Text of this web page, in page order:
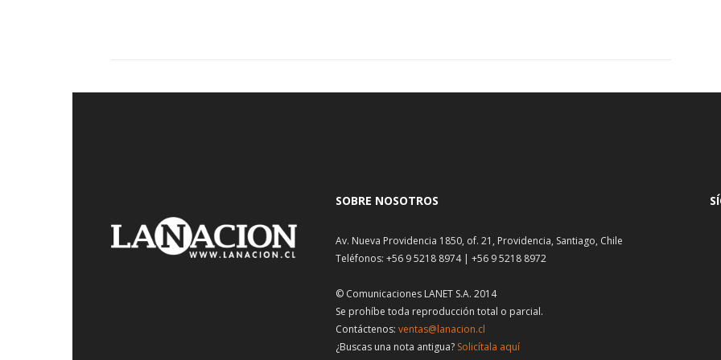
SOBRE NOSOTROS
Av. Nueva Providencia 1850, of. 21, Providencia, Santiago, Chile
Teléfonos: +56 9 5218 8974 | +56 9 5218 8972
© Comunicaciones LANET S.A. 2014
Se prohíbe toda reproducción total o parcial.
Contáctenos: ventas@lanacion.cl
¿Buscas una nota antigua? Solicítala aquí